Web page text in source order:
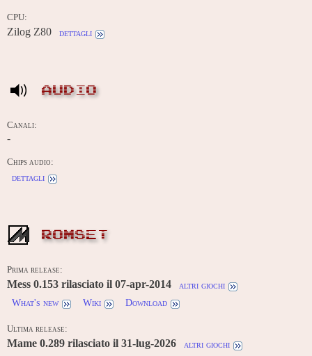
CPU:
Zilog Z80 dettagli
AUDIO
Canali:
-
Chips audio:
dettagli
ROMSET
Prima release:
Mess 0.153 rilasciato il 07-apr-2014
altri giochi
What's new
Wiki Download
Ultima release:
Mame 0.289 rilasciato il 31-lug-2026 altri giochi